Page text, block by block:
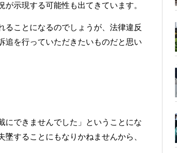
示現する可能性も出てきています。
ることになるのでしょうが、法律違反
追を行っていただきたいものだと思い
にできませんでした」ということにな
することにもなりかねませんから、